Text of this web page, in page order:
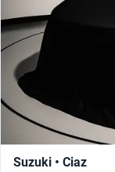
Suzuki • Ciaz